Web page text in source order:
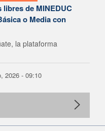
libres de MINEDUC
o Media con
la plataforma
2026 - 09:10